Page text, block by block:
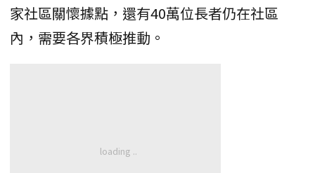
家社區關懷據點，還有40萬位長者仍在社區
內，需要各界積極推動。